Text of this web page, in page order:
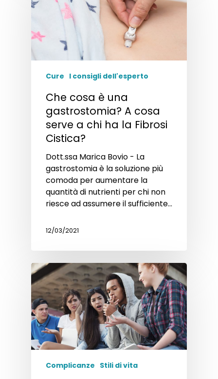
Cure I consigli dell'esperto
Che cosa è una
gastrostomia? A cosa
serve a chi ha la Fibrosi
Cistica?
Dott.ssa Marica Bovio - La
gastrostomia è la soluzione più
comoda per aumentare la
quantità di nutrienti per chi non
riesce ad assumere il sufficiente…
12/03/2021
Complicanze Stili di vita